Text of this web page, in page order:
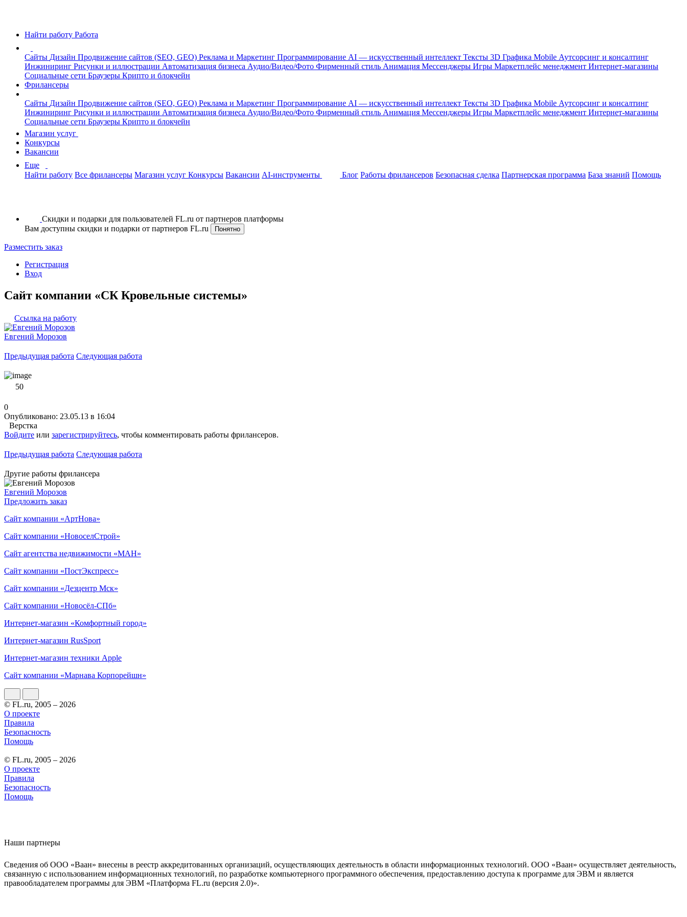
Найти работу Работа
Сайты Дизайн Продвижение сайтов (SEO, GEO) Реклама и Маркетинг Программирование AI — искусственный интеллект Тексты 3D Графика Mobile Аутсорсинг и консалтинг
Инжиниринг Рисунки и иллюстрации Автоматизация бизнеса Аудио/Видео/Фото Фирменный стиль Анимация Мессенджеры Игры Маркетплейс менеджмент Интернет-магазины
Социальные сети Браузеры Крипто и блокчейн
Фрилансеры
Сайты Дизайн Продвижение сайтов (SEO, GEO) Реклама и Маркетинг Программирование AI — искусственный интеллект Тексты 3D Графика Mobile Аутсорсинг и консалтинг
Инжиниринг Рисунки и иллюстрации Автоматизация бизнеса Аудио/Видео/Фото Фирменный стиль Анимация Мессенджеры Игры Маркетплейс менеджмент Интернет-магазины
Социальные сети Браузеры Крипто и блокчейн
Магазин услуг
Конкурсы
Вакансии
Еще
Найти работу Все фрилансеры Магазин услуг Конкурсы Вакансии AI-инструменты Блог Работы фрилансеров Безопасная сделка Партнерская программа База знаний Помощь
Скидки и подарки для пользователей FL.ru от партнеров платформы
Вам доступны скидки и подарки от партнеров FL.ru
Понятно
Разместить заказ
Регистрация
Вход
Сайт компании «СК Кровельные системы»
Ссылка на работу
Евгений Морозов
Предыдущая работа Следующая работа
50
0
Опубликовано: 23.05.13 в 16:04
Верстка
Войдите или зарегистрируйтесь, чтобы комментировать работы фрилансеров.
Предыдущая работа Следующая работа
Другие работы фрилансера
Евгений Морозов
Предложить заказ
Сайт компании «АртНова»
Сайт компании «НовоселСтрой»
Сайт агентства недвижимости «МАН»
Сайт компании «ПостЭкспресс»
Сайт компании «Дезцентр Мск»
Сайт компании «Новосёл-СПб»
Интернет-магазин «Комфортный город»
Интернет-магазин RusSport
Интернет-магазин техники Apple
Сайт компании «Марнава Корпорейшн»
© FL.ru, 2005 – 2026
О проекте
Правила
Безопасность
Помощь
© FL.ru, 2005 – 2026
О проекте
Правила
Безопасность
Помощь
Наши партнеры
Сведения об ООО «Ваан» внесены в реестр аккредитованных организаций, осуществляющих деятельность в области информационных технологий. ООО «Ваан» осуществляет деятельность,
связанную с использованием информационных технологий, по разработке компьютерного программного обеспечения, предоставлению доступа к программе для ЭВМ и является
правообладателем программы для ЭВМ «Платформа FL.ru (версия 2.0)».